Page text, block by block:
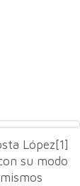
López[1]
su modo